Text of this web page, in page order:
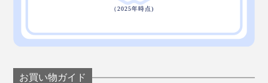
お買い物ガイド